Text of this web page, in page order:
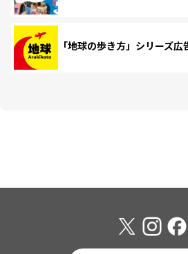
「地球の歩き方」シリーズ広